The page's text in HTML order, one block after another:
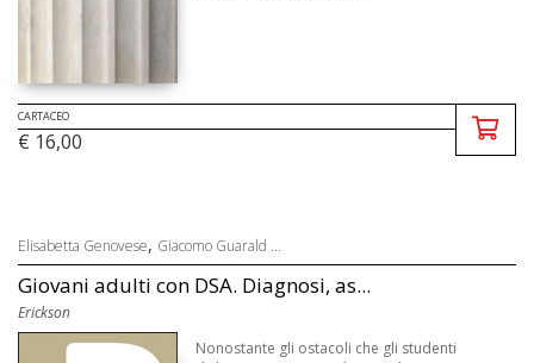
CARTACEO
€ 16,00
Elisabetta Genovese, Giacomo Guarald ...
Giovani adulti con DSA. Diagnosi, as...
Erickson
Nonostante gli ostacoli che gli studenti